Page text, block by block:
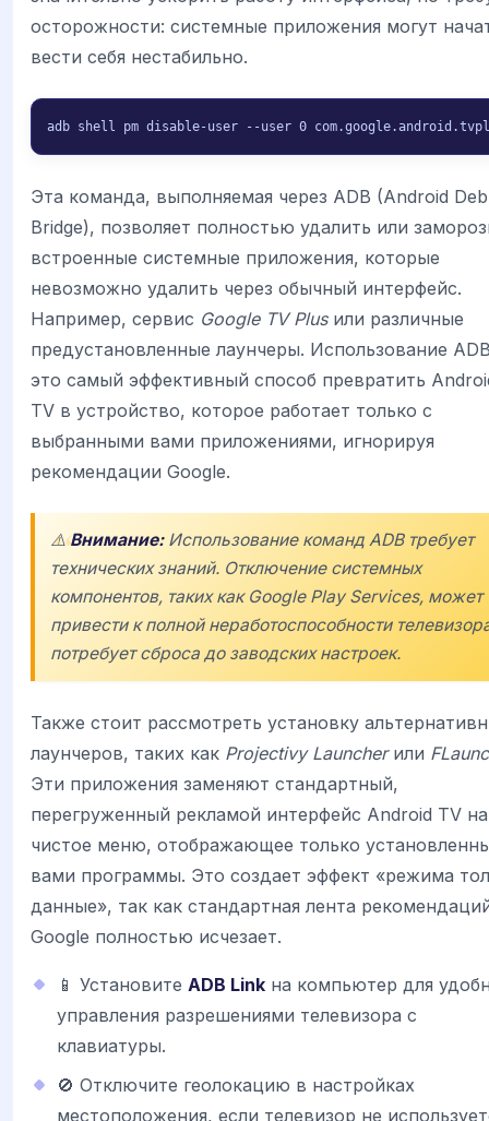
осторожности: системные приложения могут
вести себя нестабильно.
adb shell pm disable-user --user 0
Эта команда, выполняемая через ADB (Android
Bridge), позволяет полностью удалить или
встроенные системные приложения, которые
невозможно удалить через обычный интерфейс.
Например, сервис Google TV Plusили различные
предустановленные лаунчеры. Использование
это самый эффективный способ превратить
TV в устройство, которое работает только с
выбранными вами приложениями, игнорируя
рекомендации Google.
⚠️Внимание:Использование команд ADB требует
технических знаний. Отключение системных
компонентов, таких как Google Play Services, может
привести к полной неработоспособности
потребует сброса до заводских настроек.
Также стоит рассмотреть установку
лаунчеров, таких как Projectivy Launcherили
Эти приложения заменяют стандартный,
перегруженный рекламой интерфейс Android TV на
чистое меню, отображающее только
вами программы. Это создает эффект «режима
данные», так как стандартная лента
Google полностью исчезает.
📱 Установите ADB Link на компьютер для
управления разрешениями телевизора с
клавиатуры.
🚫 Отключите геолокацию в настройках
местоположения, если телевизор не